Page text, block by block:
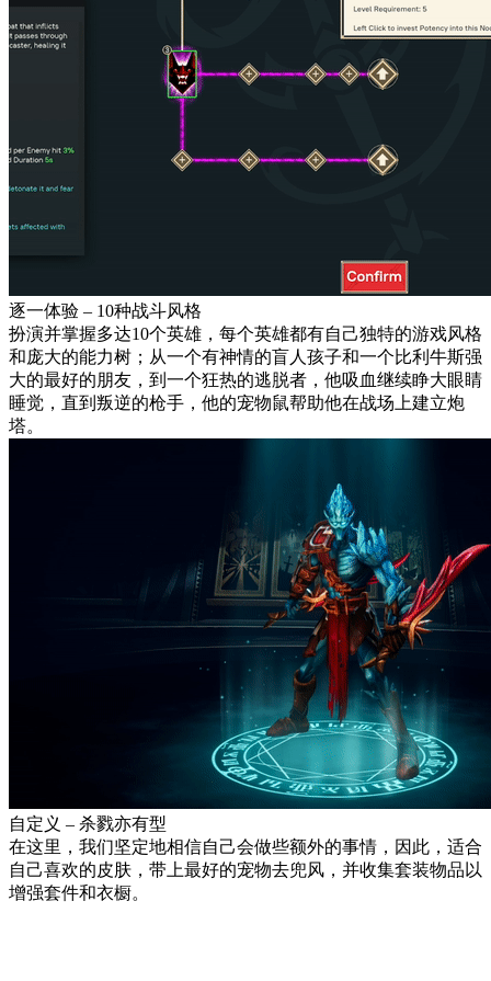
逐一体验 – 10种战斗风格
扮演并掌握多达10个英雄，每个英雄都有自己独特的游戏风格
和庞大的能力树；从一个有神情的盲人孩子和一个比利牛斯强
大的最好的朋友，到一个狂热的逃脱者，他吸血继续睁大眼睛
睡觉，直到叛逆的枪手，他的宠物鼠帮助他在战场上建立炮
塔。
自定义 – 杀戮亦有型
在这里，我们坚定地相信自己会做些额外的事情，因此，适合
自己喜欢的皮肤，带上最好的宠物去兜风，并收集套装物品以
增强套件和衣橱。